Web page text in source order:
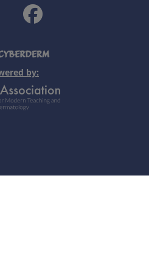
seltener: HSV-Typ 2 (H.
zu Pusteln.
by: